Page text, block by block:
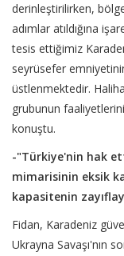
derinleştirilirken,
adımlar atıldığına
tesis ettiğimiz
seyrüsefer
üstlenmektedir.
grubunun
konuştu.
-"Türkiye'nin hak
mimarisinin eksik
kapasitenin
Fidan, Karadeniz
Ukrayna Savaşı'nın